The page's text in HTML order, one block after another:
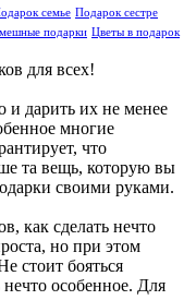
семье Подарок сестре
подарки Цветы в подарок
для всех!
и дарить их не менее
многие
что
та вещь, которую вы
своими руками.
как сделать нечто
но при этом
стоит бояться
нечто особенное. Для